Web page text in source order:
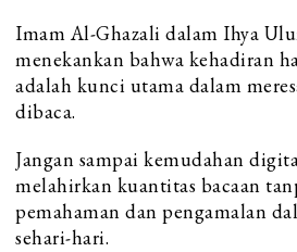
Imam Al-Ghazali dalam Ihya
menekankan bahwa kehadiran
adalah kunci utama dalam
dibaca.
Jangan sampai kemudahan
melahirkan kuantitas bacaan
pemahaman dan pengamalan
sehari-hari.